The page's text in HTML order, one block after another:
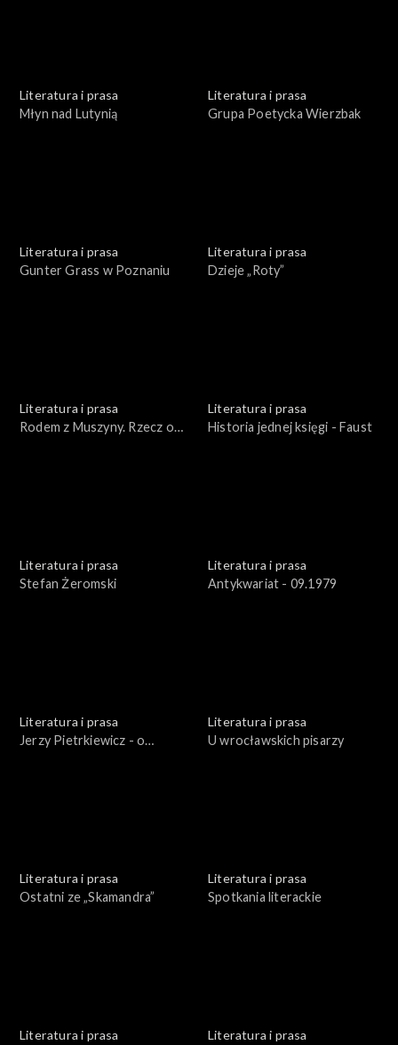
Literatura i prasa
Młyn nad Lutynią
Literatura i prasa
Grupa Poetycka Wierzbak
Literatura i prasa
Gunter Grass w Poznaniu
Literatura i prasa
Dzieje „Roty”
Literatura i prasa
Rodem z Muszyny. Rzecz o
Literatura i prasa
Historia jednej księgi - Faust
Literatura i prasa
Stefan Żeromski
Literatura i prasa
Antykwariat - 09.1979
Literatura i prasa
Jerzy Pietrkiewicz - o
Literatura i prasa
U wrocławskich pisarzy
Literatura i prasa
Ostatni ze „Skamandra”
Literatura i prasa
Spotkania literackie
Literatura i prasa
Literatura i prasa